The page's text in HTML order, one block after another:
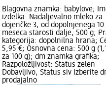
Blagovna znamka: babylove;
izdelka: Nadaljevalno mleko za
dojenčke 3, od dopolnjenega 10.
meseca starosti dalje, 500 g;
kategorija: dopolnilna hrana;
5,95 €; Osnovna cena: 500 g
za 100 g); dm znamka grafika;
Razpoložljivost: Status zelen
Dobavljivo, Status siv Izberite
prodajalno